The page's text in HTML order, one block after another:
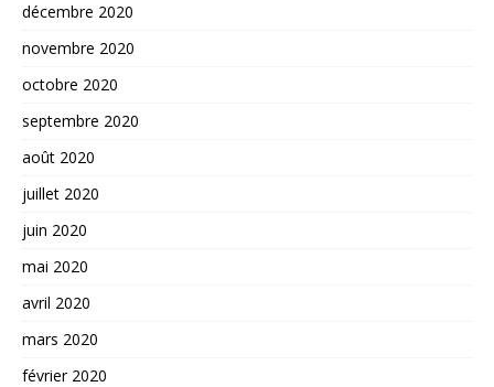
décembre 2020
novembre 2020
octobre 2020
septembre 2020
août 2020
juillet 2020
juin 2020
mai 2020
avril 2020
mars 2020
février 2020